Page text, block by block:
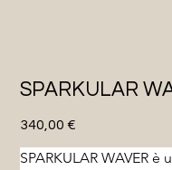
SPARKULAR
Prezzo
340,00 €
SPARKULAR WAVER